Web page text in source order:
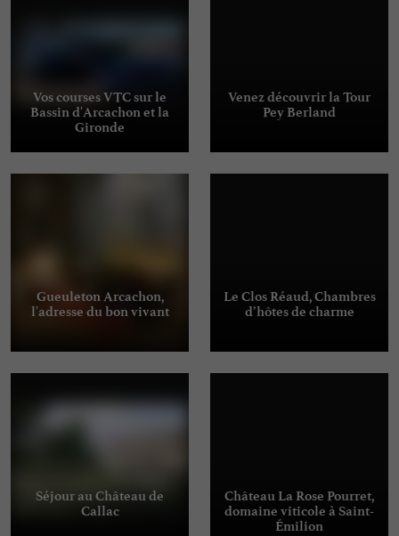
Vos courses VTC sur le
Bassin d'Arcachon et la
Gironde
Venez découvrir la Tour
Pey Berland
Gueuleton Arcachon,
l'adresse du bon vivant
Le Clos Réaud, Chambres
d’hôtes de charme
Séjour au Château de
Callac
Château La Rose Pourret,
domaine viticole à Saint-
Émilion